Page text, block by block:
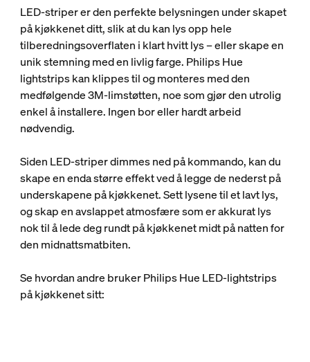
LED-striper er den perfekte belysningen under skapet
på kjøkkenet ditt, slik at du kan lys opp hele
tilberedningsoverflaten i klart hvitt lys – eller skape en
unik stemning med en livlig farge. Philips Hue
lightstrips kan klippes til og monteres med den
medfølgende 3M-limstøtten, noe som gjør den utrolig
enkel å installere. Ingen bor eller hardt arbeid
nødvendig.
Siden LED-striper dimmes ned på kommando, kan du
skape en enda større effekt ved å legge de nederst på
underskapene på kjøkkenet. Sett lysene til et lavt lys,
og skap en avslappet atmosfære som er akkurat lys
nok til å lede deg rundt på kjøkkenet midt på natten for
den midnattsmatbiten.
Se hvordan andre bruker Philips Hue LED-lightstrips
på kjøkkenet sitt: